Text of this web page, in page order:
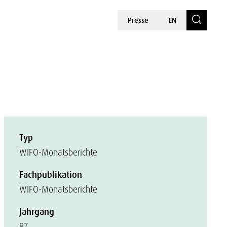
Presse EN
Typ
WIFO-Monatsberichte
Fachpublikation
WIFO-Monatsberichte
Jahrgang